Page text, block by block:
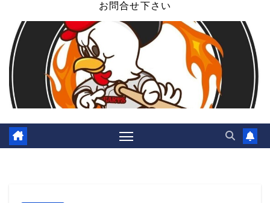
お問合せ下さい